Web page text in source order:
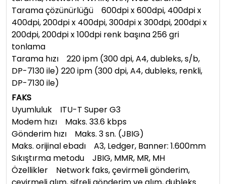
Tarama çözünürlüğü 600dpi x 600dpi, 400dpi x
400dpi, 200dpi x 400dpi, 300dpi x 300dpi, 200dpi x
200dpi, 200dpi x 100dpi renk başına 256 gri
tonlama
Tarama hızı 220 ipm (300 dpi, A4, dubleks, s/b,
DP-7130 ile) 220 ipm (300 dpi, A4, dubleks, renkli,
DP-7130 ile)
FAKS
Uyumluluk ITU-T Super G3
Modem hızı Maks. 33.6 kbps
Gönderim hızı Maks. 3 sn. (JBIG)
Maks. orijinal ebadı A3, Ledger, Banner: 1.600mm
Sıkıştırma metodu JBIG, MMR, MR, MH
Özellikler Network faks, çevirmeli gönderim,